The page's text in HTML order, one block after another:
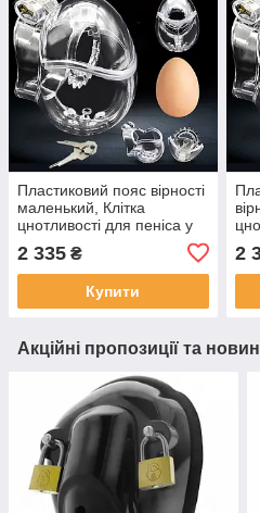
Пластиковий пояс вірності
маленький, Клітка
цнотливості для пеніса у
шипів - M
2 335 ₴
Купити
2
Акційні пропозиції та